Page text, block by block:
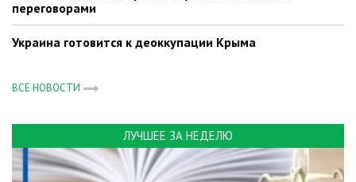
переговорами
Украина готовится к деоккупации Крыма
ВСЕ НОВОСТИ
ЛУЧШЕЕ ЗА НЕДЕЛЮ